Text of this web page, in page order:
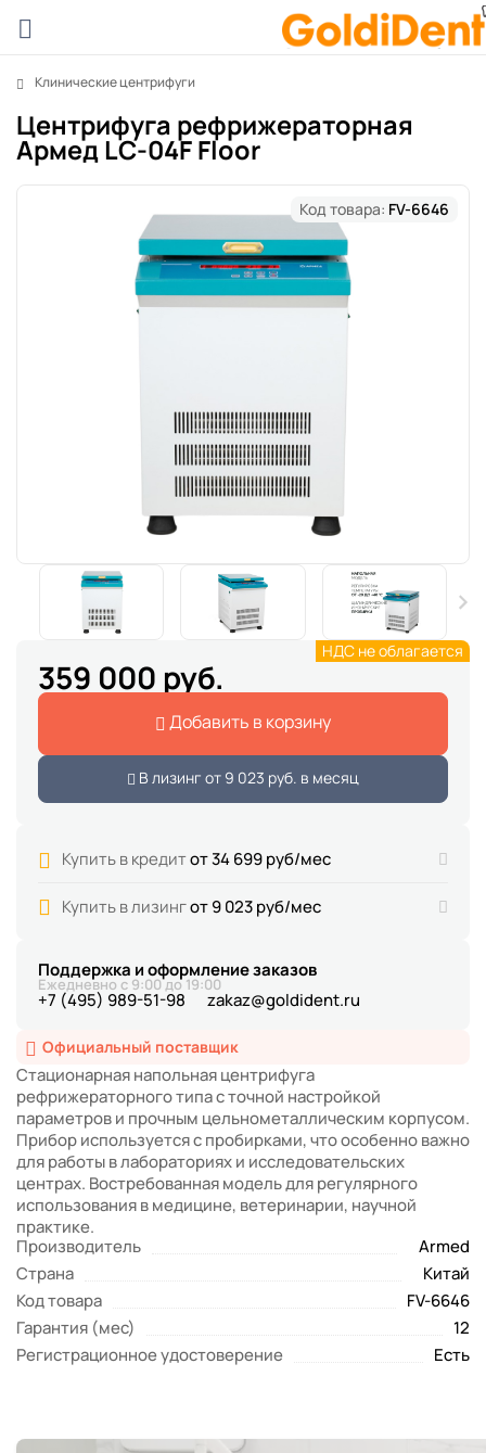
Клинические центрифуги
Центрифуга рефрижераторная
Армед LC-04F Floor
Код товара: FV-6646
Официальный поставщик
Стационарная напольная центрифуга
рефрижераторного типа с точной настройкой
параметров и прочным цельнометаллическим корпусом.
Прибор используется с пробирками, что особенно важно
для работы в лабораториях и исследовательских
центрах. Востребованная модель для регулярного
использования в медицине, ветеринарии, научной
практике.
Производитель
Armed
Страна
Китай
Код товара
FV-6646
Гарантия (мес)
12
Регистрационное удостоверение
Есть
359 000 руб.
Добавить в корзину
В лизинг от 9 023 руб. в месяц
НДС не облагается
Купить в кредитот 34 699 руб/мес
Купить в лизингот 9 023 руб/мес
Поддержка и оформление заказов
Ежедневно с 9:00 до 19:00
+7 (495) 989-51-98 zakaz@goldident.ru